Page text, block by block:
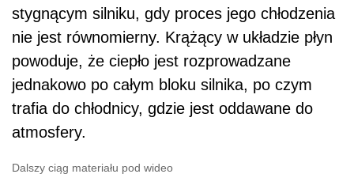
stygnącym silniku, gdy proces jego chłodzenia
nie jest równomierny. Krążący w układzie płyn
powoduje, że ciepło jest rozprowadzane
jednakowo po całym bloku silnika, po czym
trafia do chłodnicy, gdzie jest oddawane do
atmosfery.
Dalszy ciąg materiału pod wideo